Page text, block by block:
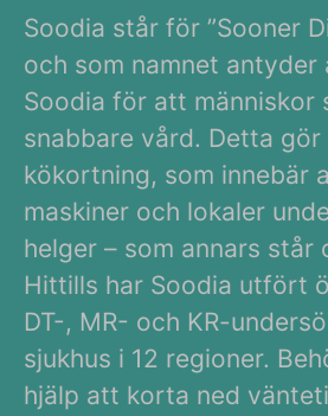
Soodia står för ”Sooner
och som namnet antyder
Soodia för att människor
snabbare vård. Detta gör
kökortning, som innebär
maskiner och lokaler
helger – som annars står
Hittills har Soodia utfört
DT-, MR- och KR-
sjukhus i 12 regioner.
hjälp att korta ned